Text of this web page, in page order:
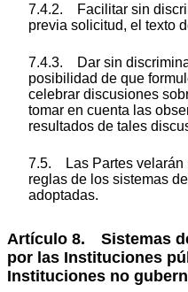
7.4.2. Facilitar sin
previa solicitud, el texto
7.4.3. Dar sin
posibilidad de que
celebrar discusiones
tomar en cuenta las
resultados de tales
7.5. Las Partes velarán
reglas de los sistemas
adoptadas.
Artículo 8. Sistemas
por las Instituciones
Instituciones no